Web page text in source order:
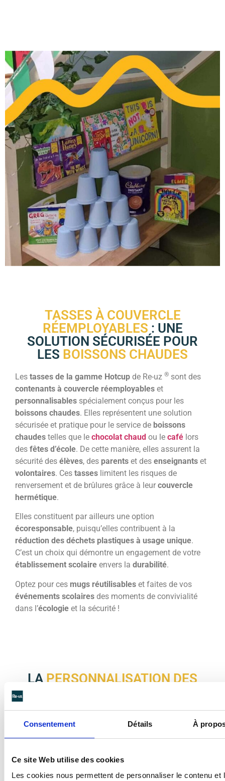
Consentement Détails À
Ce site Web utilise des cookies
Les cookies nous permettent de personnaliser le contenu et
TASSES À COUVERCLE
RÉEMPLOYABLES : UNE
SOLUTION SÉCURISÉE POUR
LES BOISSONS CHAUDES
Les tasses de la gamme Hotcup de Re-uz ® sont des
contenants à couvercle réemployables et
personnalisables spécialement conçus pour les
boissons chaudes. Elles représentent une solution
sécurisée et pratique pour le service de boissons
chaudes telles que le chocolat chaud ou le café lors
des fêtes d’école. De cette manière, elles assurent la
sécurité des élèves, des parents et des enseignants et
volontaires. Ces tasses limitent les risques de
renversement et de brûlures grâce à leur couvercle
hermétique.
Elles constituent par ailleurs une option
écoresponsable, puisqu’elles contribuent à la
réduction des déchets plastiques à usage unique.
C’est un choix qui démontre un engagement de votre
établissement scolaire envers la durabilité.
Optez pour ces mugs réutilisables et faites de vos
événements scolaires des moments de convivialité
dans l’écologie et la sécurité !
LA PERSONNALISATION DES
Organisez desfêtes d’école
hautes en couleur avec la
personnalisation des gobeletset descarafes. Nos
de votre choix sur le contenant et d’ajouter une touche
festive et mémorable. IML, sérigraphie ou impression